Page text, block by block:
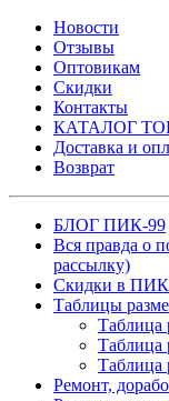
Новости
Отзывы
Оптовикам
Скидки
Контакты
КАТАЛОГ
Доставка и
Возврат
БЛОГ ПИК-99
Вся правда о
рассылку)
Скидки в ПИК-
Таблицы
Таблица
Таблица
Таблица
Ремонт,